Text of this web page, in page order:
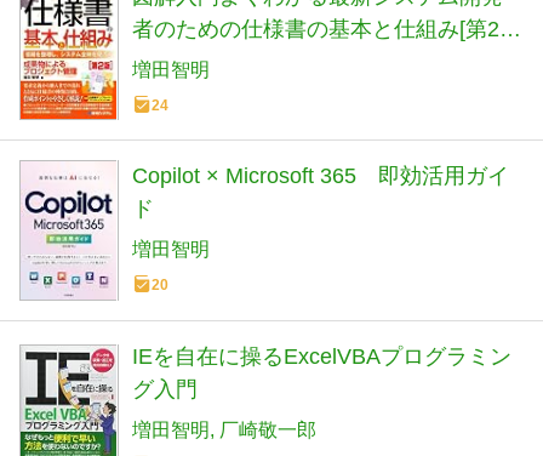
者のための仕様書の基本と仕組み[第2
版] (How-nual図解入門Visual Guide
Book)
増田智明
24
Copilot × Microsoft 365 即効活用ガイ
ド
増田智明
20
IEを自在に操るExcelVBAプログラミン
グ入門
増田智明 厂崎敬一郎